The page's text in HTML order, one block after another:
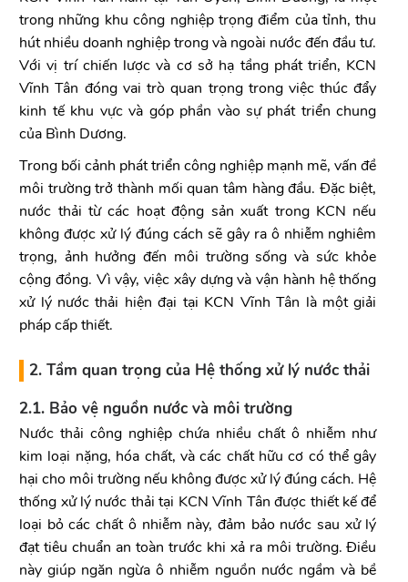
trong những khu công nghiệp trọng điểm của tỉnh, thu
hút nhiều doanh nghiệp trong và ngoài nước đến đầu tư.
Với vị trí chiến lược và cơ sở hạ tầng phát triển, KCN
Vĩnh Tân đóng vai trò quan trọng trong việc thúc đẩy
kinh tế khu vực và góp phần vào sự phát triển chung
của Bình Dương.
Trong bối cảnh phát triển công nghiệp mạnh mẽ, vấn đề
môi trường trở thành mối quan tâm hàng đầu. Đặc biệt,
nước thải từ các hoạt động sản xuất trong KCN nếu
không được xử lý đúng cách sẽ gây ra ô nhiễm nghiêm
trọng, ảnh hưởng đến môi trường sống và sức khỏe
cộng đồng. Vì vậy, việc xây dựng và vận hành hệ thống
xử lý nước thải hiện đại tại KCN Vĩnh Tân là một giải
pháp cấp thiết.
2. Tầm quan trọng của Hệ thống xử lý nước thải
2.1. Bảo vệ nguồn nước và môi trường
Nước thải công nghiệp chứa nhiều chất ô nhiễm như
kim loại nặng, hóa chất, và các chất hữu cơ có thể gây
hại cho môi trường nếu không được xử lý đúng cách. Hệ
thống xử lý nước thải tại KCN Vĩnh Tân được thiết kế để
loại bỏ các chất ô nhiễm này, đảm bảo nước sau xử lý
đạt tiêu chuẩn an toàn trước khi xả ra môi trường. Điều
này giúp ngăn ngừa ô nhiễm nguồn nước ngầm và bề